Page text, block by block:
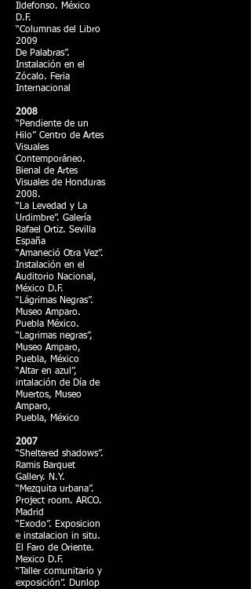
Ildefonso. México
D.F.
“Columnas del Libro
2009
De Palabras”.
Instalación en el
Zócalo. Feria
Internacional
2008
“Pendiente de un
Hilo” Centro de Artes
Visuales
Contemporáneo.
Bienal de Artes
Visuales de Honduras
2008.
“La Levedad y La
Urdimbre”. Galería
Rafael Ortiz. Sevilla
España
“Amaneció Otra Vez”.
Instalación en el
Auditorio Nacional,
México D.F.
“Lágrimas Negras”.
Museo Amparo.
Puebla México.
“Lagrimas negras”,
Museo Amparo,
Puebla, México
“Altar en azul”,
intalación de Día de
Muertos, Museo
Amparo,
Puebla, México
2007
“Sheltered shadows”.
Ramis Barquet
Gallery. N.Y.
“Mezquita urbana”.
Project room. ARCO.
Madrid
“Exodo”. Exposicion
e instalacion in situ.
El Faro de Oriente.
Mexico D.F.
“Taller comunitario y
exposición”. Dunlop